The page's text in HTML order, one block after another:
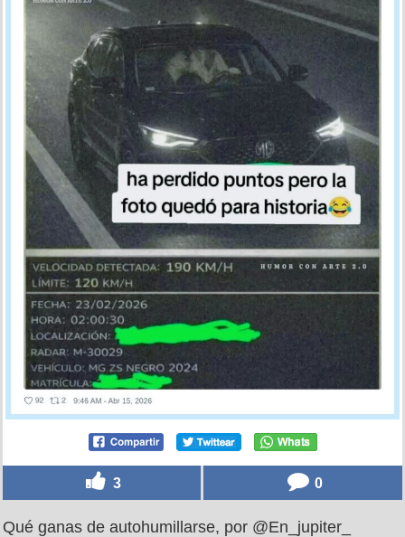
3 0
Qué ganas de autohumillarse, por @En_jupiter_